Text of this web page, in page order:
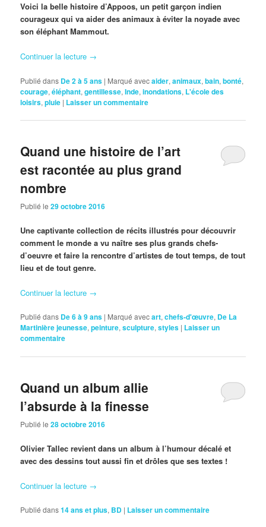
Voici la belle histoire d’Appoos, un petit garçon indien
courageux qui va aider des animaux à éviter la noyade avec
son éléphant Mammout.
Continuer la lecture →
Publié dans De 2 à 5 ans | Marqué avecaider,animaux,bain,bonté,
courage,éléphant,gentillesse,Inde,inondations, L'école des
loisirs,pluie | Laisser un commentaire
Quand une histoire de l’art
est racontée au plus grand
nombre
Publié le29 octobre 2016
Une captivante collection de récits illustrés pour découvrir
comment le monde a vu naître ses plus grands chefs-
d’oeuvre et faire la rencontre d’artistes de tout temps, de tout
lieu et de tout genre.
Continuer la lecture →
Publié dans De 6 à 9 ans | Marqué avecart,chefs-d'œuvre, De La
Martinière jeunesse,peinture,sculpture,styles | Laisser un
commentaire
Quand un album allie
l’absurde à la finesse
Publié le28 octobre 2016
Olivier Tallec revient dans un album à l’humour décalé et
avec des dessins tout aussi fin et drôles que ses textes !
Continuer la lecture →
Publié dans14 ans et plus, BD | Laisser un commentaire